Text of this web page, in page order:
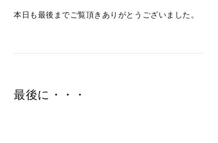
本日も最後までご覧頂きありがとうございました。
最後に・・・